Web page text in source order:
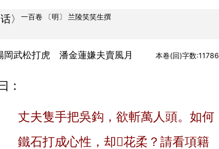
〉 一百卷 〔明〕 兰陵笑笑生撰
岡武松打虎 潘金蓮嫌夫賣風月 本卷(回)字数:11786
曰：
丈夫隻手把吳鈎，欲斬萬人頭。如何
鐵石打成心性，却󿀁花柔 ？請看項籍